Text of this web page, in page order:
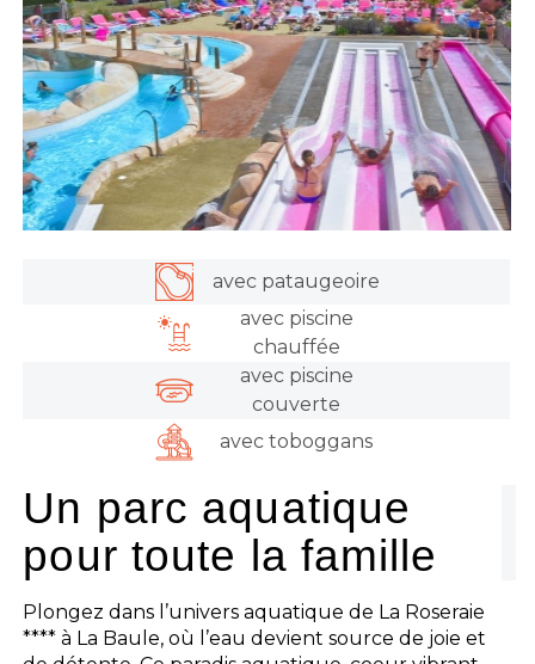
avec pataugeoire
avec piscine
chauffée
avec piscine
couverte
avec toboggans
Un parc aquatique
pour toute la famille
Plongez dans l’univers aquatique de La Roseraie
**** à La Baule, où l’eau devient source de joie et